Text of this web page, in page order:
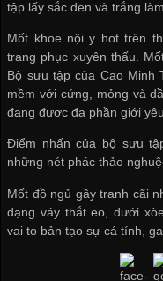
tập lấy sắc đen và trắng
Mốt khoe nội y hot trên
trang phục xuyên thấu.
Bộ sưu tập của Cao Minh
mềm với cứng, mỏng và
đang được đa phần giới
Điểm nhấn của bộ sưu
những nét phác thảo
Mốt đồ ngủ gây tranh cãi
dạng váy thắt eo, dưới
vai to bản tạo sự cá tính,